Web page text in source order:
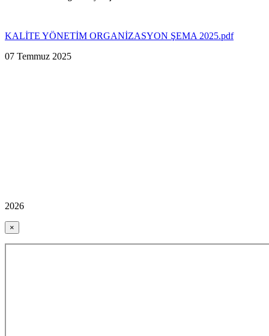
KALİTE YÖNETİM ORGANİZASYON ŞEMA 2025.pdf
07 Temmuz 2025
2026
×